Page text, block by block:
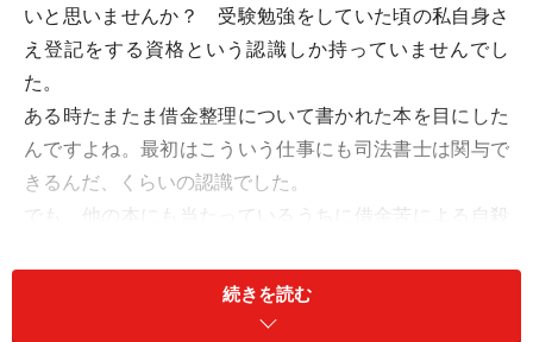
いと思いませんか？ 受験勉強をしていた頃の私自身さ
え登記をする資格という認識しか持っていませんでし
た。
ある時たまたま借金整理について書かれた本を目にした
んですよね。最初はこういう仕事にも司法書士は関与で
きるんだ、くらいの認識でした。
でも、他の本にも当たっているうちに借金苦による自殺
るとしたら非常に意義があることではないかと使命感に
続きを読む